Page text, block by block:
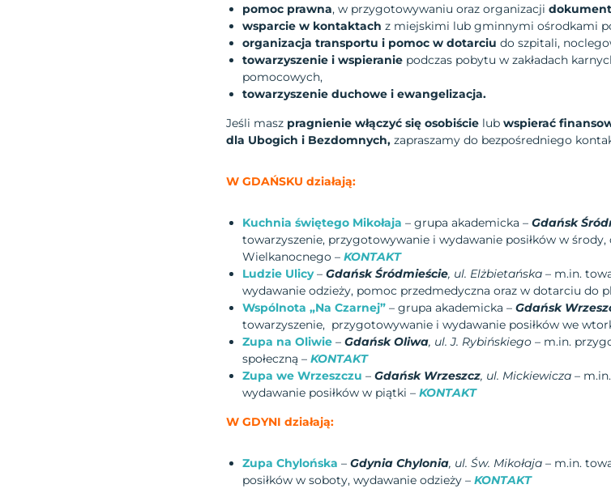
pomoc prawna, w przygotowywaniu oraz organizacji
wsparcie w kontaktach z miejskimi lub gminnymi ośrodkami
organizacja transportu i pomoc w dotarciu do szpitali,
towarzyszenie i wspieranie podczas pobytu w zakładach
pomocowych,
towarzyszenie duchowe i ewangelizacja.
Jeśli masz pragnienie włączyć się osobiście lub wspierać
dla Ubogich i Bezdomnych, zapraszamy do bezpośredniego
W GDAŃSKU działają:
Kuchnia świętego Mikołaja – grupa akademicka – Gdańsk
towarzyszenie, przygotowywanie i wydawanie posiłków w
Wielkanocnego – KONTAKT
Ludzie Ulicy– Gdańsk Śródmieście, ul. Elżbietańska – m.in.
wydawanie odzieży, pomoc przedmedyczna oraz w dotarciu do
Wspólnota „Na Czarnej” – grupa akademicka – Gdańsk
towarzyszenie, przygotowywanie i wydawanie posiłków we
Zupa na Oliwie – Gdańsk Oliwa, ul. J. Rybińskiego – m.in.
społeczną – KONTAKT
Zupa we Wrzeszczu – Gdańsk Wrzeszcz, ul. Mickiewicza –
wydawanie posiłków w piątki – KONTAKT
W GDYNI działają:
Zupa Chylońska – Gdynia Chylonia, ul. Św. Mikołaja – m.in.
posiłków w soboty, wydawanie odzieży – KONTAKT